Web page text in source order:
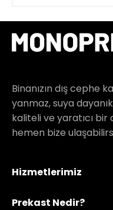
Binanızın dış cephe
yanmaz, suya
kaliteli ve yaratıcı bir
hemen bize
Hizmetlerimiz
Prekast Nedir?